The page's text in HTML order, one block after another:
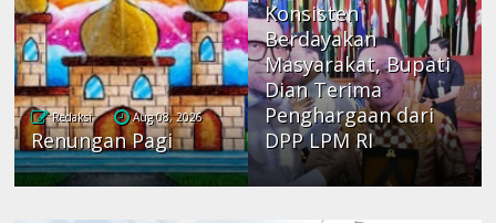
Redaksi Aug 08, 2026
Renungan Pagi
Konsisten
Berdayakan
Masyarakat, Bupati
Dian Terima
Penghargaan dari
DPP LPM RI